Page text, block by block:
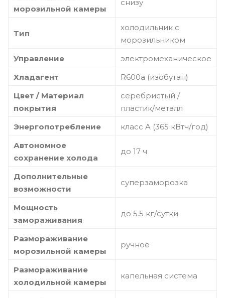
морозильной камеры
снизу
Тип
холодильник с
морозильником
Управление
электромеханическое
Хладагент
R600a (изобутан)
Цвет / Материал
покрытия
серебристый /
пластик/металл
Энергопотребление
класс A (365 кВтч/год)
Автономное
сохранение холода
до 17 ч
Дополнительные
возможности
суперзаморозка
Мощность
замораживания
до 5.5 кг/cутки
Размораживание
морозильной камеры
ручное
Размораживание
холодильной камеры
капельная система